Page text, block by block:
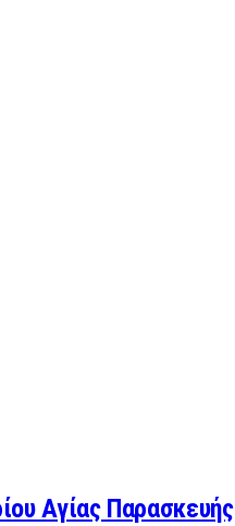
Αγίας Παρασκευής